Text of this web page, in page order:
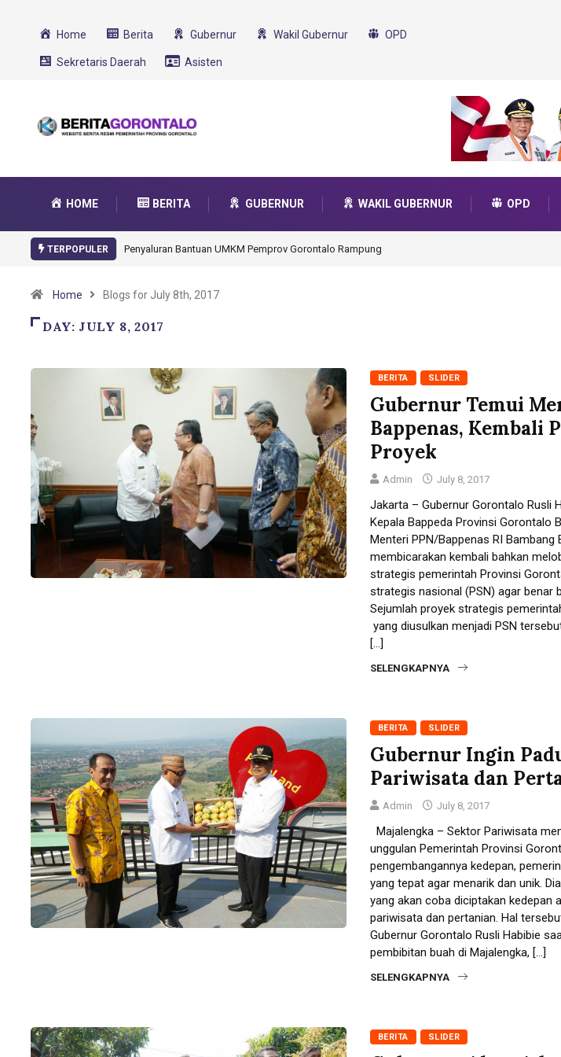
Home Berita Gubernur Wakil Gubernur OPD
Sekretaris Daerah Asisten
HOME BERITA GUBERNUR WAKIL GUBERNUR OPD
TERPOPULER Penyaluran Bantuan UMKM Pemprov Gorontalo Rampung
Home Blogs for July 8th, 2017
DAY: JULY 8, 2017
BERITA SLIDER
Gubernur Temui
Bappenas, Kembali
Proyek
Admin July 8, 2017
Jakarta – Gubernur Gorontalo Rusli
Kepala Bappeda Provinsi Gorontalo
Menteri PPN/Bappenas RI
membicarakan kembali bahkan
strategis pemerintah Provinsi
strategis nasional (PSN) agar benar
Sejumlah proyek strategis
yang diusulkan menjadi PSN
[…]
SELENGKAPNYA
BERITA SLIDER
Gubernur Ingin
Pariwisata dan
Admin July 8, 2017
Majalengka – Sektor Pariwisata
unggulan Pemerintah Provinsi
pengembangannya kedepan,
yang tepat agar menarik dan unik.
yang akan coba diciptakan kedepan
pariwisata dan pertanian. Hal
Gubernur Gorontalo Rusli Habibie
pembibitan buah di Majalengka, […]
SELENGKAPNYA
BERITA SLIDER